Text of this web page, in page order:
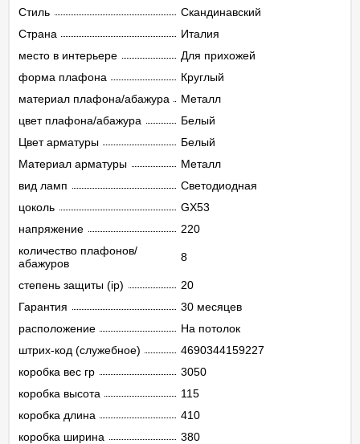
Стиль
Скандинавский
Страна
Италия
место в интерьере
Для прихожей
форма плафона
Круглый
материал плафона/абажура
Металл
цвет плафона/абажура
Белый
Цвет арматуры
Белый
Материал арматуры
Металл
вид ламп
Светодиодная
цоколь
GX53
напряжение
220
количество плафонов/
абажуров
8
степень защиты (ip)
20
Гарантия
30 месяцев
расположение
На потолок
штрих-код (служебное)
4690344159227
коробка вес гр
3050
коробка высота
115
коробка длина
410
коробка ширина
380